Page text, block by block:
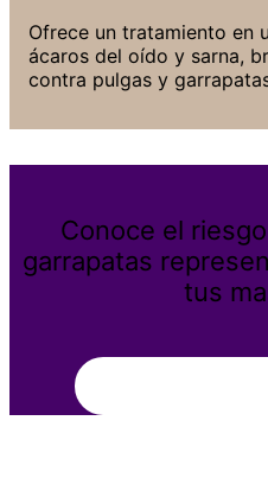
Ofrece un tratamiento en
ácaros del oído y sarna,
contra pulgas y
Conoce el
garrapatas
tus